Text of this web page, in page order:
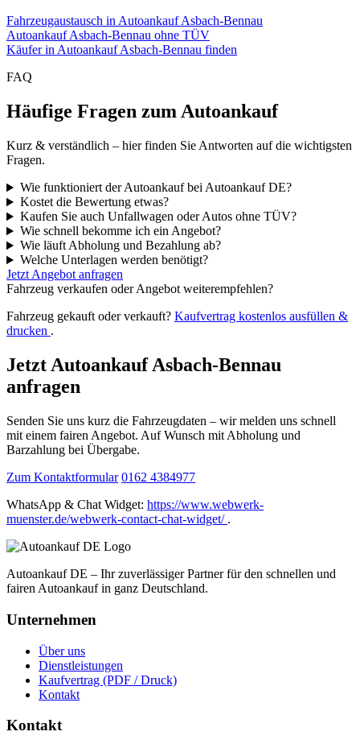
Fahrzeugaustausch in Autoankauf Asbach-Bennau
Autoankauf Asbach-Bennau ohne TÜV
Käufer in Autoankauf Asbach-Bennau finden
FAQ
Häufige Fragen zum Autoankauf
Kurz & verständlich – hier finden Sie Antworten auf die wichtigsten
Fragen.
Wie funktioniert der Autoankauf bei Autoankauf DE?
Kostet die Bewertung etwas?
Kaufen Sie auch Unfallwagen oder Autos ohne TÜV?
Wie schnell bekomme ich ein Angebot?
Wie läuft Abholung und Bezahlung ab?
Welche Unterlagen werden benötigt?
Jetzt Angebot anfragen
Fahrzeug verkaufen oder Angebot weiterempfehlen?
Fahrzeug gekauft oder verkauft? Kaufvertrag kostenlos ausfüllen &
drucken .
Jetzt Autoankauf Asbach-Bennau
anfragen
Senden Sie uns kurz die Fahrzeugdaten – wir melden uns schnell
mit einem fairen Angebot. Auf Wunsch mit Abholung und
Barzahlung bei Übergabe.
Zum Kontaktformular 0162 4384977
WhatsApp & Chat Widget: https://www.webwerk-
muenster.de/webwerk-contact-chat-widget/ .
Autoankauf DE – Ihr zuverlässiger Partner für den schnellen und
fairen Autoankauf in ganz Deutschland.
Unternehmen
Über uns
Dienstleistungen
Kaufvertrag (PDF / Druck)
Kontakt
Kontakt